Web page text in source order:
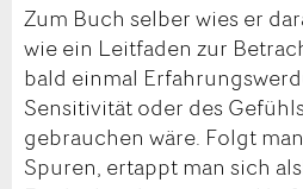
Zum Buch selber wies er
wie ein Leitfaden zur
bald einmal
Sensitivität oder des
gebrauchen wäre. Folgt
Spuren, ertappt man sich